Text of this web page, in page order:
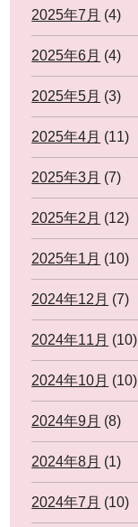
2025年7月 (4)
2025年6月 (4)
2025年5月 (3)
2025年4月 (11)
2025年3月 (7)
2025年2月 (12)
2025年1月 (10)
2024年12月 (7)
2024年11月 (10)
2024年10月 (10)
2024年9月 (8)
2024年8月 (1)
2024年7月 (10)